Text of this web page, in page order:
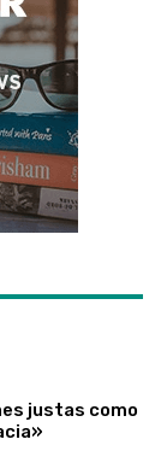
justas como